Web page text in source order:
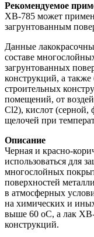
Рекомендуемое
ХВ-785 может
загрунтованным
Данные
составе
загрунтованных
конструкций, а
строительных
помещений, от
Cl2), кислот (серной,
щелочей при
Описание
Черная и красно-
использоваться для
многослойных
поверхностей
в атмосферных
на химических и
выше 60 оС, а лак
конструкций.